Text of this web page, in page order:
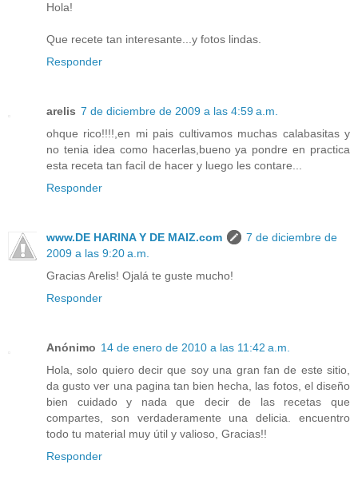
Hola!
Que recete tan interesante...y fotos lindas.
Responder
arelis 7 de diciembre de 2009 a las 4:59 a.m.
ohque rico!!!!,en mi pais cultivamos muchas calabasitas y
no tenia idea como hacerlas,bueno ya pondre en practica
esta receta tan facil de hacer y luego les contare...
Responder
www.DE HARINA Y DE MAIZ.com
7 de diciembre de
2009 a las 9:20 a.m.
Gracias Arelis! Ojalá te guste mucho!
Responder
Anónimo 14 de enero de 2010 a las 11:42 a.m.
Hola, solo quiero decir que soy una gran fan de este sitio,
da gusto ver una pagina tan bien hecha, las fotos, el diseño
bien cuidado y nada que decir de las recetas que
compartes, son verdaderamente una delicia. encuentro
todo tu material muy útil y valioso, Gracias!!
Responder